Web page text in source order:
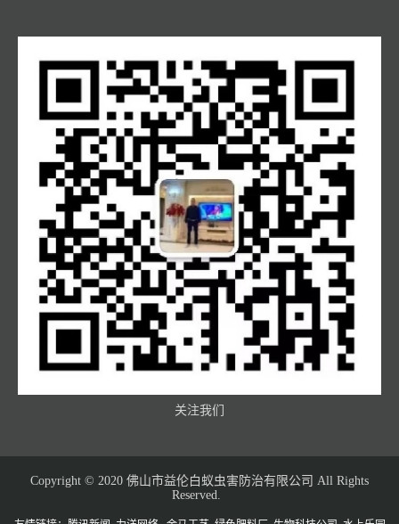
关注我们
Copyright © 2020 佛山市益伦白蚁虫害防治有限公司 All Rights
Reserved.